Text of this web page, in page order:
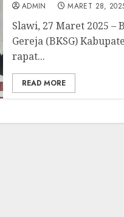
ADMIN MARET 28,
Slawi, 27 Maret 2025 –
Gereja (BKSG)
rapat...
READ MORE